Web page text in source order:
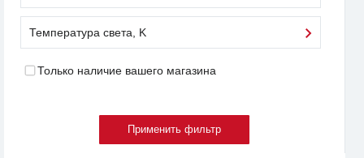
Температура света, K
Только наличие вашего магазина